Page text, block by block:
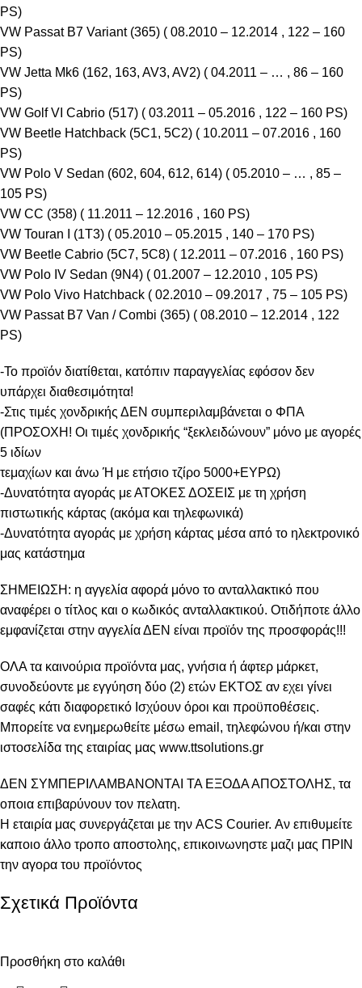
PS)
VW Passat B7 Variant (365) ( 08.2010 – 12.2014 , 122 – 160
PS)
VW Jetta Mk6 (162, 163, AV3, AV2) ( 04.2011 – … , 86 – 160
PS)
VW Golf VI Cabrio (517) ( 03.2011 – 05.2016 , 122 – 160 PS)
VW Beetle Hatchback (5C1, 5C2) ( 10.2011 – 07.2016 , 160
PS)
VW Polo V Sedan (602, 604, 612, 614) ( 05.2010 – … , 85 –
105 PS)
VW CC (358) ( 11.2011 – 12.2016 , 160 PS)
VW Touran I (1T3) ( 05.2010 – 05.2015 , 140 – 170 PS)
VW Beetle Cabrio (5C7, 5C8) ( 12.2011 – 07.2016 , 160 PS)
VW Polo IV Sedan (9N4) ( 01.2007 – 12.2010 , 105 PS)
VW Polo Vivo Hatchback ( 02.2010 – 09.2017 , 75 – 105 PS)
VW Passat B7 Van / Combi (365) ( 08.2010 – 12.2014 , 122
PS)
-Το προϊόν διατίθεται, κατόπιν παραγγελίας εφόσον δεν
υπάρχει διαθεσιμότητα!
-Στις τιμές χονδρικής ΔΕΝ συμπεριλαμβάνεται ο ΦΠΑ
(ΠΡΟΣΟΧΗ! Οι τιμές χονδρικής “ξεκλειδώνουν” μόνο με αγορές
5 ιδίων
τεμαχίων και άνω Ή με ετήσιο τζίρο 5000+ΕΥΡΩ)
-Δυνατότητα αγοράς με ΑΤΟΚΕΣ ΔΟΣΕΙΣ με τη χρήση
πιστωτικής κάρτας (ακόμα και τηλεφωνικά)
-Δυνατότητα αγοράς με χρήση κάρτας μέσα από το ηλεκτρονικό
μας κατάστημα
ΣΗΜΕΙΩΣΗ: η αγγελία αφορά μόνο το ανταλλακτικό που
αναφέρει ο τίτλος και ο κωδικός ανταλλακτικού. Οτιδήποτε άλλο
εμφανίζεται στην αγγελία ΔΕΝ είναι προϊόν της προσφοράς!!!
ΟΛΑ τα καινούρια προϊόντα μας, γνήσια ή άφτερ μάρκετ,
συνοδεύοντε με εγγύηση δύο (2) ετών ΕΚΤΟΣ αν εχει γίνει
σαφές κάτι διαφορετικό Ισχύουν όροι και προϋποθέσεις.
Μπορείτε να ενημερωθείτε μέσω email, τηλεφώνου ή/και στην
ιστοσελίδα της εταιρίας μας www.ttsolutions.gr
ΔΕΝ ΣΥΜΠΕΡΙΛΑΜΒΑΝΟΝΤΑΙ ΤΑ ΕΞΟΔΑ ΑΠΟΣΤΟΛΗΣ, τα
οποια επιβαρύνουν τον πελατη.
Η εταιρία μας συνεργάζεται με την ACS Courier. Αν επιθυμείτε
καποιο άλλο τροπο αποστολης, επικοινωνηστε μαζι μας ΠΡΙΝ
την αγορα του προϊόντος
Σχετικά Προϊόντα
Προσθήκη στο καλάθι